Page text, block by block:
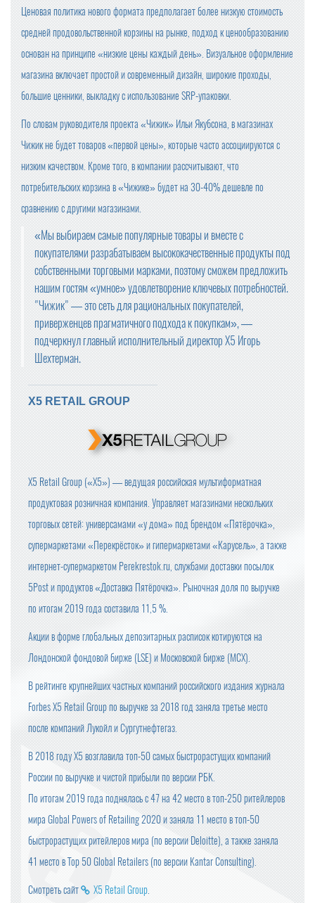
Ценовая политика нового формата предполагает более низкую стоимость
средней продовольственной корзины на рынке, подход к ценообразованию
основан на принципе «низкие цены каждый день». Визуальное оформление
магазина включает простой и современный дизайн, широкие проходы,
большие ценники, выкладку с использование SRP-упаковки.
По словам руководителя проекта «Чижик» Ильи Якубсона, в магазинах
Чижик не будет товаров «первой цены», которые часто ассоциируются с
низким качеством. Кроме того, в компании рассчитывают, что
потребительских корзина в «Чижике» будет на 30-40% дешевле по
сравнению с другими магазинами.
«Мы выбираем самые популярные товары и вместе с
покупателями разрабатываем высококачественные продукты под
собственными торговыми марками, поэтому сможем предложить
нашим гостям «умное» удовлетворение ключевых потребностей.
"Чижик" — это сеть для рациональных покупателей,
приверженцев прагматичного подхода к покупкам», —
подчеркнул главный исполнительный директор X5 Игорь
Шехтерман.
X5 RETAIL GROUP
X5 Retail Group («Х5») — ведущая российская мультиформатная
продуктовая розничная компания. Управляет магазинами нескольких
торговых сетей: универсамами «у дома» под брендом «Пятёрочка»,
супермаркетами «Перекрёсток» и гипермаркетами «Карусель», а также
интернет-супермаркетом Perekrestok.ru, службами доставки посылок
5Post и продуктов «Доставка Пятёрочка». Рыночная доля по выручке
по итогам 2019 года составила 11,5 %.
Акции в форме глобальных депозитарных расписок котируются на
Лондонской фондовой бирже (LSE) и Московской бирже (MCX).
В рейтинге крупнейших частных компаний российского издания журнала
Forbes X5 Retail Group по выручке за 2018 год заняла третье место
после компаний Лукойл и Сургутнефтегаз.
В 2018 году Х5 возглавила топ-50 самых быстрорастущих компаний
России по выручке и чистой прибыли по версии РБК.
По итогам 2019 года поднялась с 47 на 42 место в топ-250 ритейлеров
мира Global Powers of Retailing 2020 и заняла 11 место в топ-50
быстрорастущих ритейлеров мира (по версии Deloitte), а также заняла
41 место в Top 50 Global Retailers (по версии Kantar Consulting).
Смотреть сайт X5 Retail Group